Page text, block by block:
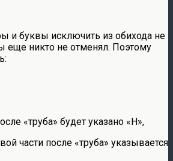
и буквы исключить из обихода не
еще никто не отменял. Поэтому
«труба» будет указано «Н»,
части после «труба» указывается